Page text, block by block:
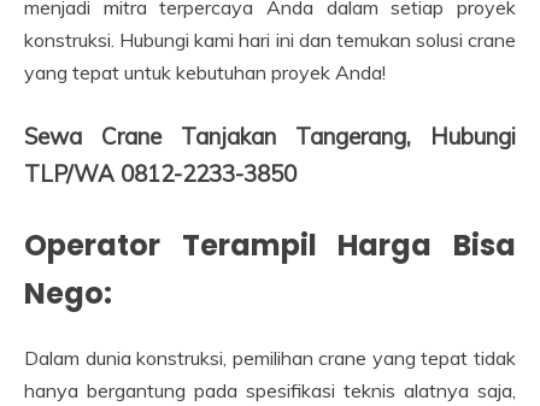
menjadi mitra terpercaya Anda dalam setiap proyek
konstruksi. Hubungi kami hari ini dan temukan solusi crane
yang tepat untuk kebutuhan proyek Anda!
Sewa Crane Tanjakan Tangerang, Hubungi
TLP/WA 0812-2233-3850
Operator Terampil Harga Bisa
Nego:
Dalam dunia konstruksi, pemilihan crane yang tepat tidak
hanya bergantung pada spesifikasi teknis alatnya saja,